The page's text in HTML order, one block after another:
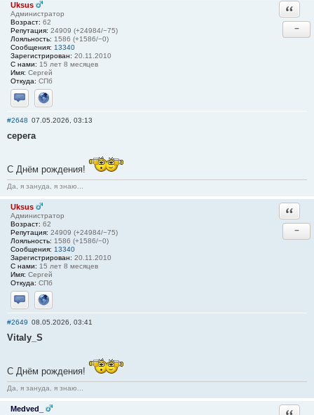
Uksus
Администратор
Возраст: 62
Репутация: 24909 (+24984/−75)
Лояльность: 1586 (+1586/−0)
Сообщения: 13340
Зарегистрирован: 20.11.2010
С нами: 15 лет 8 месяцев
Имя: Сергей
Откуда: СПб
Отправить личное сообщение
Сайт
−
#2648 07.05.2026, 03:13
серега
С Днём рождения!
Да, я зануда, я знаю...
Uksus
Администратор
Возраст: 62
Репутация: 24909 (+24984/−75)
Лояльность: 1586 (+1586/−0)
Сообщения: 13340
Зарегистрирован: 20.11.2010
С нами: 15 лет 8 месяцев
Имя: Сергей
Откуда: СПб
Отправить личное сообщение
Сайт
−
#2649 08.05.2026, 03:41
Vitaly_S
С Днём рождения!
Да, я зануда, я знаю...
Medved_